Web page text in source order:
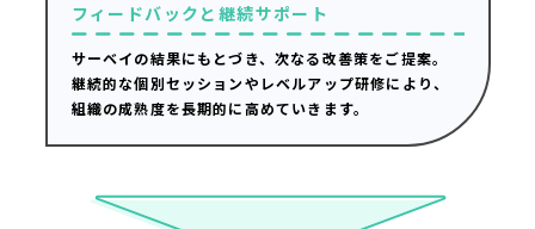
フィードバックと継続サポート
サーベイの結果にもとづき、次なる改善策をご提案。
継続的な個別セッションやレベルアップ研修により、
組織の成熟度を長期的に高めていきます。